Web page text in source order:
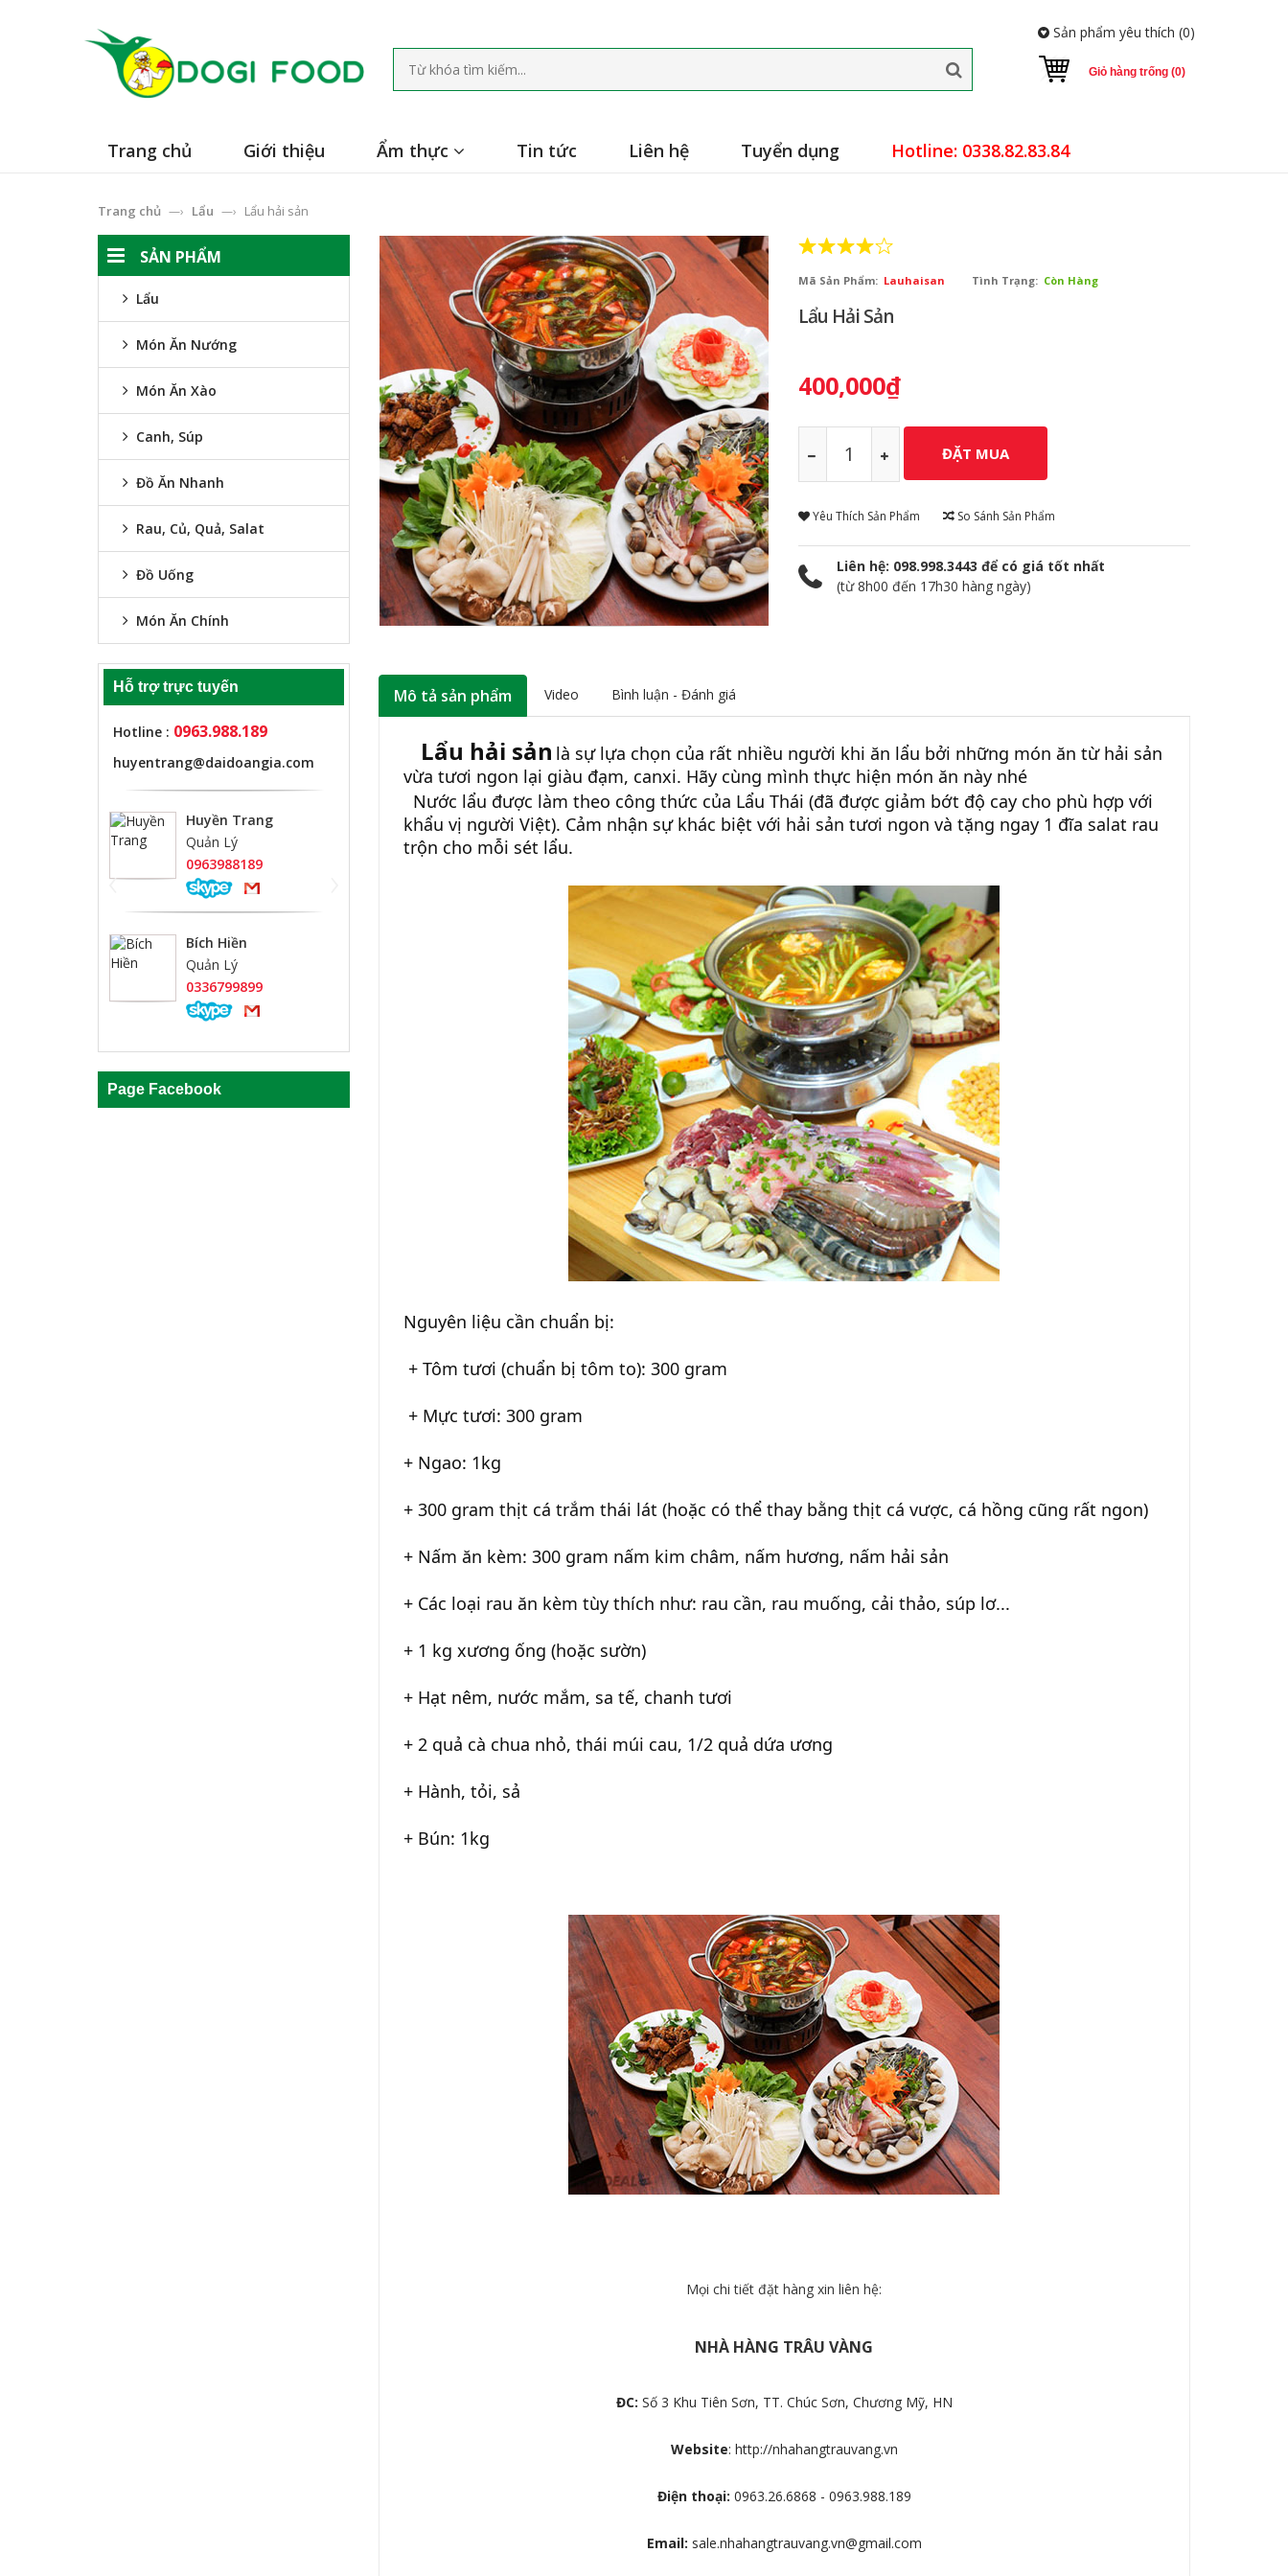
Giỏ hàng trống (0)
Sản phẩm yêu thích (0)
Trang chủ Giới thiệu Ẩm thực Tin tức Liên hệ Tuyển dụng Hotline: 0338.82.83.84
Trang chủ —› Lẩu —› Lẩu hải sản
SẢN PHẨM
Lẩu
Món Ăn Nướng
Món Ăn Xào
Canh, Súp
Đồ Ăn Nhanh
Rau, Củ, Quả, Salat
Đồ Uống
Món Ăn Chính
Hỗ trợ trực tuyến
Hotline : 0963.988.189
huyentrang@daidoangia.com
Huyền Trang
Quản Lý
0963988189
Bích Hiền
Quản Lý
0336799899
‹
Page Facebook
Mã Sản Phẩm: Lauhaisan Tình Trạng: Còn Hàng
Lẩu Hải Sản
400,000₫
Yêu Thích Sản Phẩm So Sánh Sản Phẩm
Liên hệ: 098.998.3443 để có giá tốt nhất
(từ 8h00 đến 17h30 hàng ngày)
Mô tả sản phẩm Video Bình luận - Đánh giá
Lẩu hải sản là sự lựa chọn của rất nhiều người khi ăn lẩu bởi những món ăn từ hải sản
vừa tươi ngon lại giàu đạm, canxi. Hãy cùng mình thực hiện món ăn này nhé
Nước lẩu được làm theo công thức của Lẩu Thái (đã được giảm bớt độ cay cho phù hợp với
khẩu vị người Việt). Cảm nhận sự khác biệt với hải sản tươi ngon và tặng ngay 1 đĩa salat rau
trộn cho mỗi sét lẩu.
Nguyên liệu cần chuẩn bị:
+ Tôm tươi (chuẩn bị tôm to): 300 gram
+ Mực tươi: 300 gram
+ Ngao: 1kg
+ 300 gram thịt cá trắm thái lát (hoặc có thể thay bằng thịt cá vược, cá hồng cũng rất ngon)
+ Nấm ăn kèm: 300 gram nấm kim châm, nấm hương, nấm hải sản
+ Các loại rau ăn kèm tùy thích như: rau cần, rau muống, cải thảo, súp lơ...
+ 1 kg xương ống (hoặc sườn)
+ Hạt nêm, nước mắm, sa tế, chanh tươi
+ 2 quả cà chua nhỏ, thái múi cau, 1/2 quả dứa ương
+ Hành, tỏi, sả
+ Bún: 1kg
Mọi chi tiết đặt hàng xin liên hệ:
NHÀ HÀNG TRÂU VÀNG
ĐC: Số 3 Khu Tiên Sơn, TT. Chúc Sơn, Chương Mỹ, HN
Website: http://nhahangtrauvang.vn
Điện thoại: 0963.26.6868 - 0963.988.189
Email: sale.nhahangtrauvang.vn@gmail.com